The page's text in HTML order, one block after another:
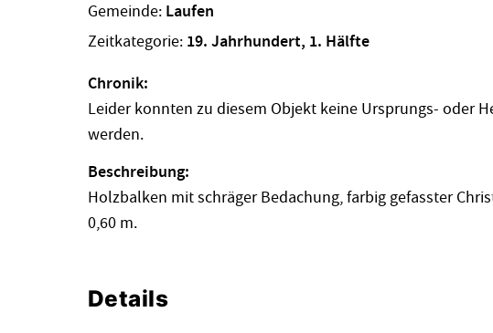
Gemeinde: Laufen
Zeitkategorie: 19. Jahrhundert, 1. Hälfte
Chronik:
Leider konnten zu diesem Objekt keine Ursprungs- oder
werden.
Beschreibung:
Holzbalken mit schräger Bedachung, farbig gefasster
0,60 m.
Details